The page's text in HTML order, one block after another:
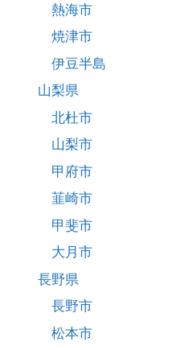
熱海市
焼津市
伊豆半島
山梨県
北杜市
山梨市
甲府市
韮崎市
甲斐市
大月市
長野県
長野市
松本市